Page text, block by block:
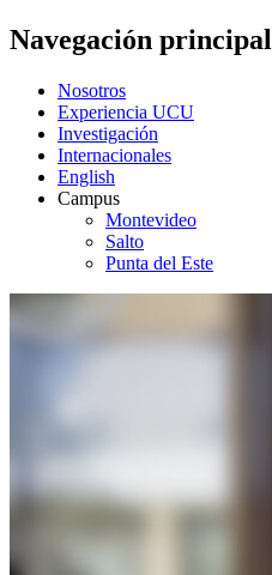
Navegación principal
Nosotros
Experiencia UCU
Investigación
Internacionales
English
Campus
Montevideo
Salto
Punta del Este